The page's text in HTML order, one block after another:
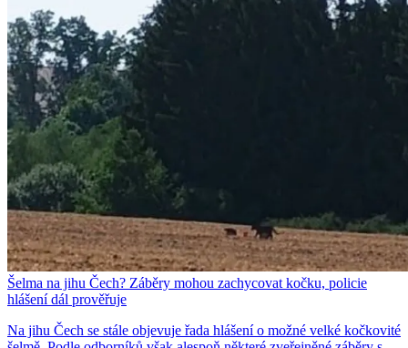
Šelma na jihu Čech? Záběry mohou zachycovat kočku, policie
hlášení dál prověřuje
Na jihu Čech se stále objevuje řada hlášení o možné velké kočkovité